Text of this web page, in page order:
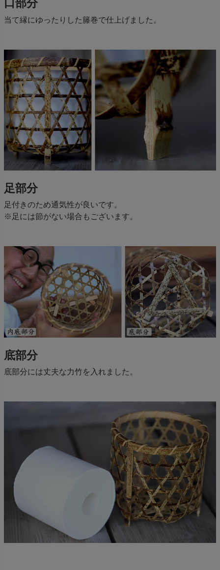
口部分
当て縁にゆったりした籐巻で仕上げました。
足部分
足付きのため通気性が良いです。
※足には節がない場合もございます。
底部分
底部分には丈夫な力竹を入れました。